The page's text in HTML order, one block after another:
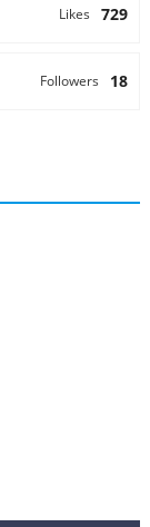
729
Likes
18
Followers